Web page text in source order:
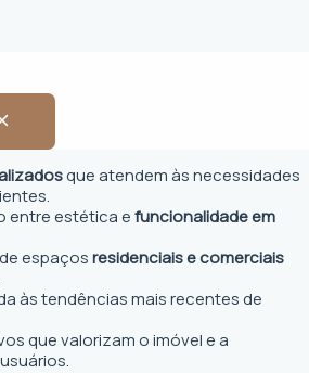
em
que atendem às necessidades
entre estética efuncionalidade em
espaçosresidenciais e comerciais
às tendências mais recentes de
que valorizam o imóvel e a